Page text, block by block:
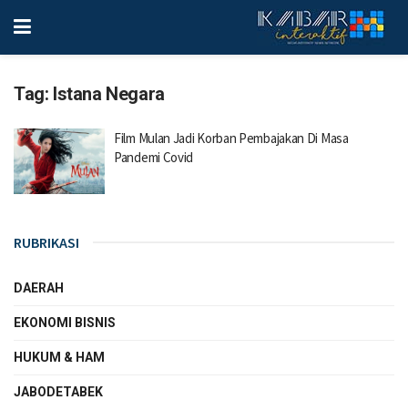
Tag: Istana Negara
Film Mulan Jadi Korban Pembajakan Di Masa
Pandemi Covid
RUBRIKASI
DAERAH
EKONOMI BISNIS
HUKUM & HAM
JABODETABEK